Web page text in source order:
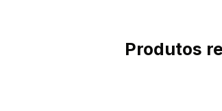
Produtos